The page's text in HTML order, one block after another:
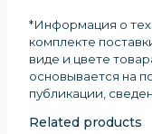
*Информация о
комплекте
виде и цвете
основывается на
публикации,
Related products